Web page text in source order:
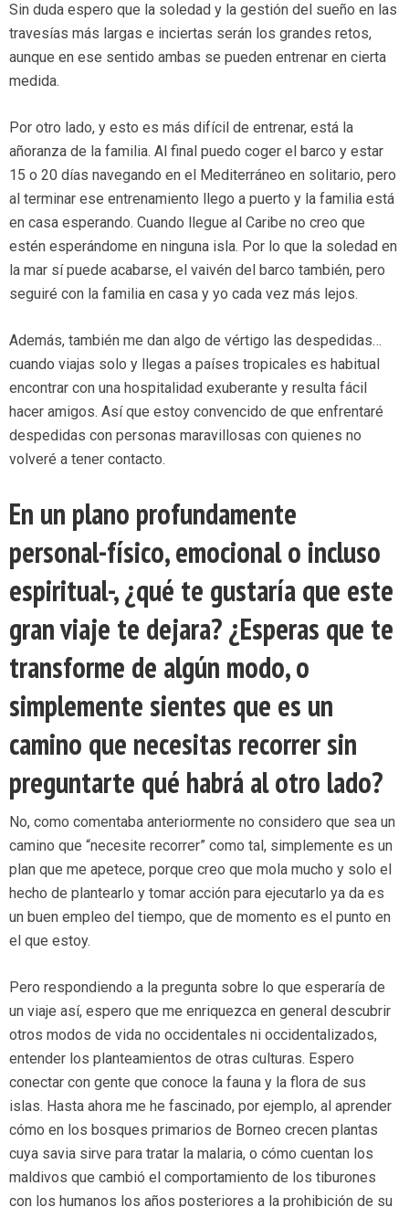
Sin duda espero que la soledad y la gestión del sueño en las
travesías más largas e inciertas serán los grandes retos,
aunque en ese sentido ambas se pueden entrenar en cierta
medida.
Por otro lado, y esto es más difícil de entrenar, está la
añoranza de la familia. Al final puedo coger el barco y estar
15 o 20 días navegando en el Mediterráneo en solitario, pero
al terminar ese entrenamiento llego a puerto y la familia está
en casa esperando. Cuando llegue al Caribe no creo que
estén esperándome en ninguna isla. Por lo que la soledad en
la mar sí puede acabarse, el vaivén del barco también, pero
seguiré con la familia en casa y yo cada vez más lejos.
Además, también me dan algo de vértigo las despedidas…
cuando viajas solo y llegas a países tropicales es habitual
encontrar con una hospitalidad exuberante y resulta fácil
hacer amigos. Así que estoy convencido de que enfrentaré
despedidas con personas maravillosas con quienes no
volveré a tener contacto.
En un plano profundamente
personal-físico, emocional o incluso
espiritual-, ¿qué te gustaría que este
gran viaje te dejara? ¿Esperas que te
transforme de algún modo, o
simplemente sientes que es un
camino que necesitas recorrer sin
preguntarte qué habrá al otro lado?
No, como comentaba anteriormente no considero que sea un
camino que “necesite recorrer” como tal, simplemente es un
plan que me apetece, porque creo que mola mucho y solo el
hecho de plantearlo y tomar acción para ejecutarlo ya da es
un buen empleo del tiempo, que de momento es el punto en
el que estoy.
Pero respondiendo a la pregunta sobre lo que esperaría de
un viaje así, espero que me enriquezca en general descubrir
otros modos de vida no occidentales ni occidentalizados,
entender los planteamientos de otras culturas. Espero
conectar con gente que conoce la fauna y la flora de sus
islas. Hasta ahora me he fascinado, por ejemplo, al aprender
cómo en los bosques primarios de Borneo crecen plantas
cuya savia sirve para tratar la malaria, o cómo cuentan los
maldivos que cambió el comportamiento de los tiburones
con los humanos los años posteriores a la prohibición de su